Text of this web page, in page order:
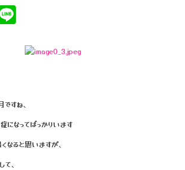
Li
e
すね、
になってばっかりいます
なると思いますが、
、